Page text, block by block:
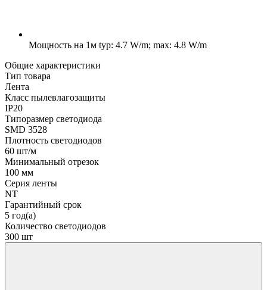
Мощность на 1м typ: 4.7 W/m; max: 4.8 W/m
Общие характеристики
Тип товара
Лента
Класс пылевлагозащиты
IP20
Типоразмер светодиода
SMD 3528
Плотность светодиодов
60 шт/м
Минимальный отрезок
100 мм
Серия ленты
NT
Гарантийный срок
5 год(а)
Количество светодиодов
300 шт